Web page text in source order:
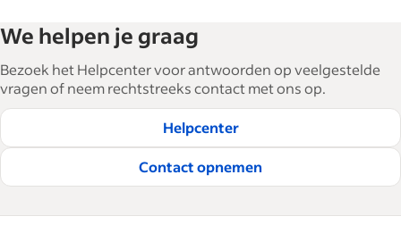
We helpen je graag
Bezoek het Helpcenter voor antwoorden op veelgestelde
vragen of neem rechtstreeks contact met ons op.
Helpcenter
Contact opnemen